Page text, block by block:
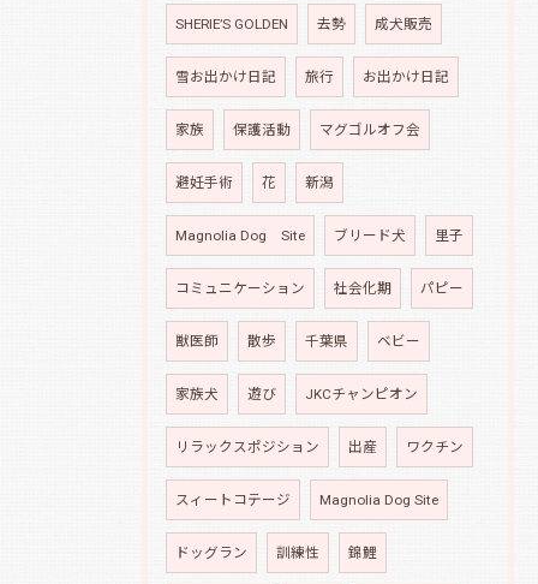
SHERIE’S GOLDEN 去勢 成犬販売
雪お出かけ日記 旅行 お出かけ日記
家族 保護活動 マグゴルオフ会
避妊手術 花 新潟
Magnolia Dog Site ブリード犬 里子
コミュニケーション 社会化期 パピー
獣医師 散歩 千葉県 ベビー
家族犬 遊び JKCチャンピオン
リラックスポジション 出産 ワクチン
スィートコテージ Magnolia Dog Site
ドッグラン 訓練性 錦鯉